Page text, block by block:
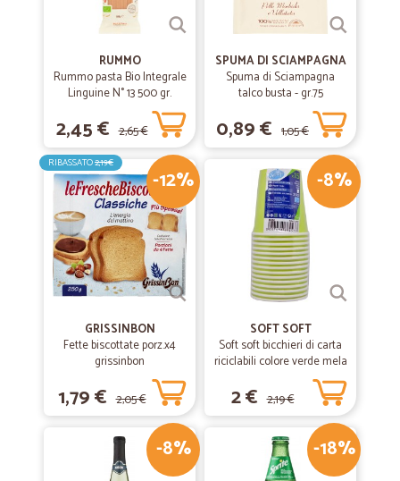
RUMMO
Rummo pasta Bio Integrale
Linguine N° 13 500 gr.
2,45 € 2,65 €
SPUMA DI SCIAMPAGNA
Spuma di Sciampagna
talco busta - gr.75
0,89 € 1,05 €
-12%
RIBASSATO2,19€
GRISSINBON
Fette biscottate porz.x4
grissinbon
1,79 € 2,05 €
-8%
SOFT SOFT
Soft soft bicchieri di carta
riciclabili colore verde mela
2 € 2,19 €
-8% -18%